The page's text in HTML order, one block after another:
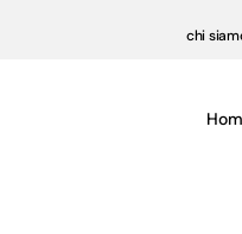
chi